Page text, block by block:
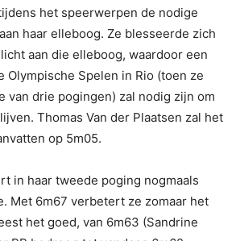
het speerwerpen de nodige
haar elleboog. Ze blesseerde zich
aan die elleboog, waardoor een
Olympische Spelen in Rio (toen ze
van drie pogingen) zal nodig zijn om
Thomas Van der Plaatsen zal het
op 5m05.
in haar tweede poging nogmaals
Met 6m67 verbetert ze zomaar het
het goed, van 6m63 (Sandrine